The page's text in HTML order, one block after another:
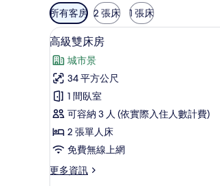
可
用
的
客
房
篩
選
條
件
所有客房 2 張床 1 張床
顯
示
高
級
雙
床
房
所
高級雙
8
高級雙床房
城市景
34 平方公尺
1 間臥室
可容納 3 人 (依實際入住人數計費)
2 張單人床
免費無線上網
更多資訊
更